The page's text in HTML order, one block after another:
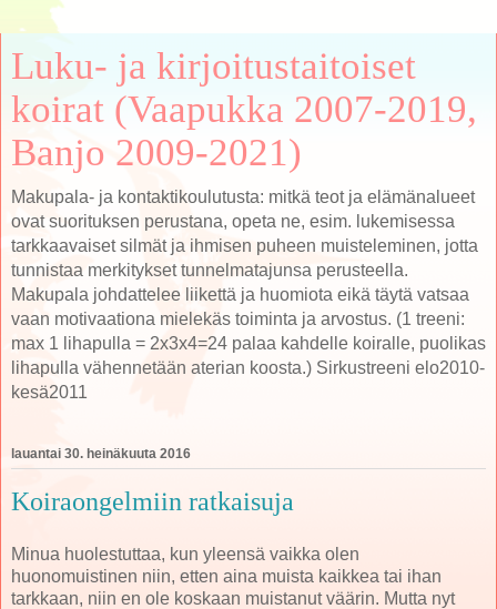
Luku- ja kirjoitustaitoiset
koirat (Vaapukka 2007-2019,
Banjo 2009-2021)
Makupala- ja kontaktikoulutusta: mitkä teot ja elämänalueet
ovat suorituksen perustana, opeta ne, esim. lukemisessa
tarkkaavaiset silmät ja ihmisen puheen muisteleminen, jotta
tunnistaa merkitykset tunnelmatajunsa perusteella.
Makupala johdattelee liikettä ja huomiota eikä täytä vatsaa
vaan motivaationa mielekäs toiminta ja arvostus. (1 treeni:
max 1 lihapulla = 2x3x4=24 palaa kahdelle koiralle, puolikas
lihapulla vähennetään aterian koosta.) Sirkustreeni elo2010-
kesä2011
lauantai 30. heinäkuuta 2016
Koiraongelmiin ratkaisuja
Minua huolestuttaa, kun yleensä vaikka olen
huonomuistinen niin, etten aina muista kaikkea tai ihan
tarkkaan, niin en ole koskaan muistanut väärin. Mutta nyt